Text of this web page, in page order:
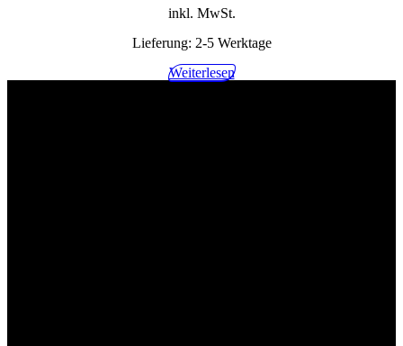
inkl. MwSt.
Lieferung: 2-5 Werktage
Weiterlesen